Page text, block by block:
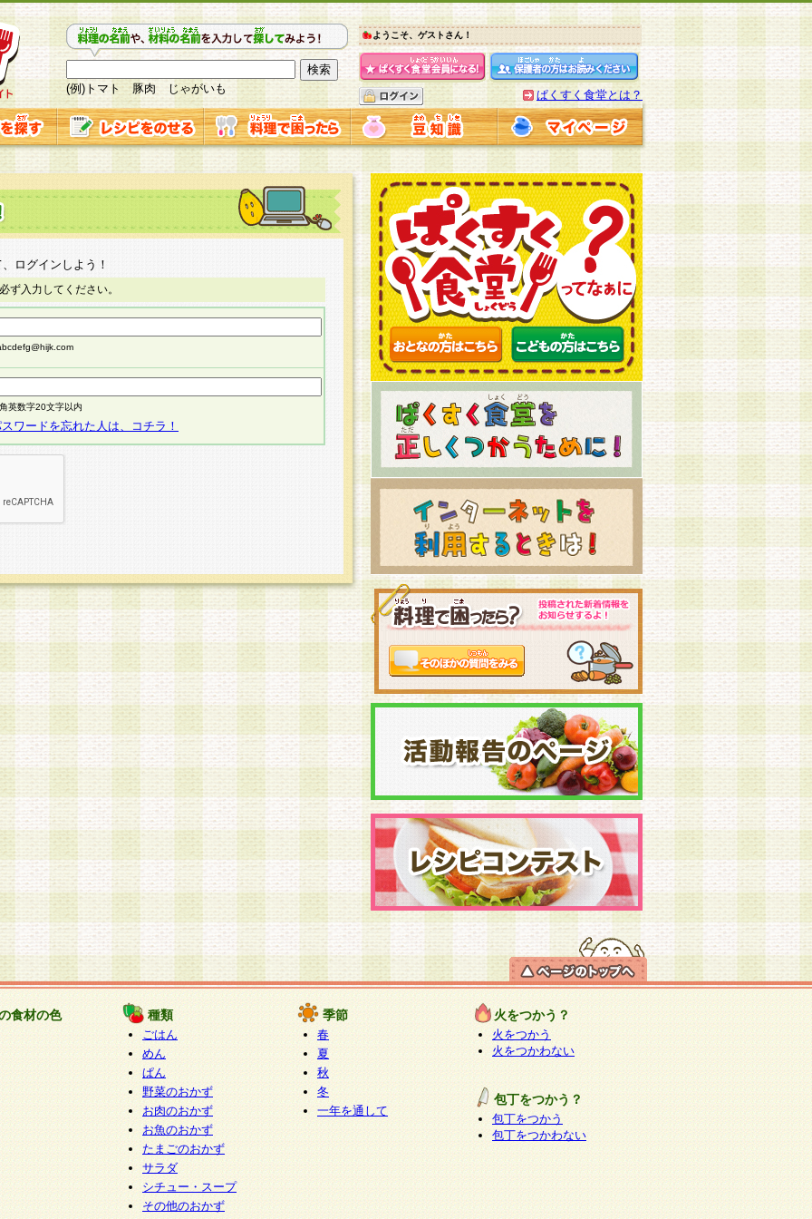
(例)トマト 豚肉 じゃがいも
ようこそ、ゲストさん！
ぱくすく食堂とは？
ログインしよう！
ず入力してください。
英数字20文字以内
ワードを忘れた人は、コチラ！
食材の色 種類
ごはん
めん
ぱん
野菜のおかず
お肉のおかず
お魚のおかず
たまごのおかず
サラダ
シチュー・スープ
その他のおかず
季節
春
夏
秋
冬
一年を通して
火をつかう？
火をつかう
火をつかわない
包丁をつかう？
包丁をつかう
包丁をつかわない